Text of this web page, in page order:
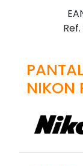
NIKON